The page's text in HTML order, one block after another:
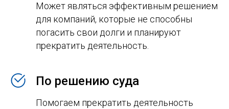
Может являться эффективным решением
для компаний, которые не способны
погасить свои долги и планируют
прекратить деятельность.
По решению суда
Помогаем прекратить деятельность